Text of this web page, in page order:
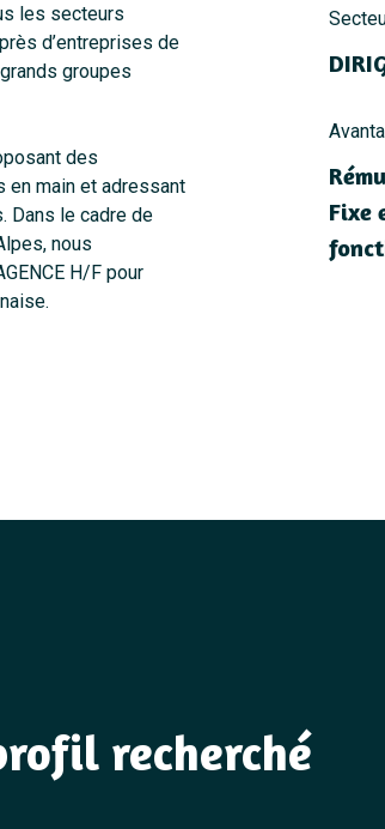
les secteurs
d’entreprises de
groupes
des
main et adressant
Dans le cadre de
nous
H/F pour
Fixe
recherché